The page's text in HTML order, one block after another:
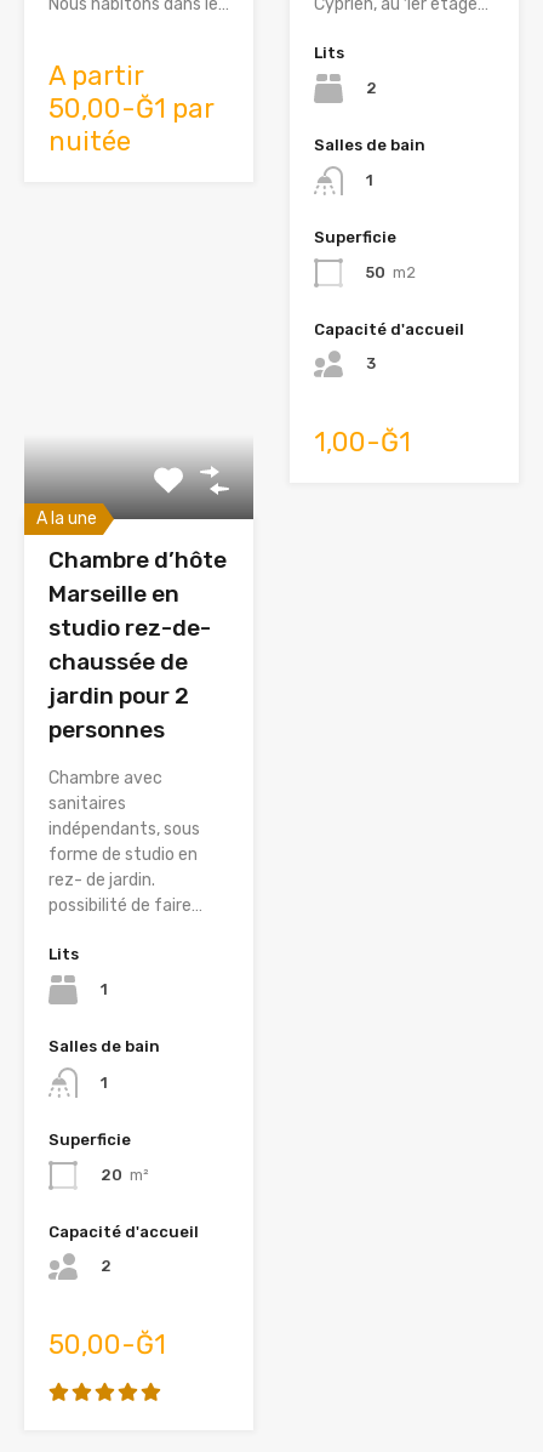
Nous habitons dans le…
A partir
50,00-Ğ1 par
nuitée
Cyprien, au 1er étage…
Lits
2
Salles de bain
1
Superficie
50 m2
Capacité d'accueil
3
1,00-Ğ1
A la une
Chambre d’hôte
Marseille en
studio rez-de-
chaussée de
jardin pour 2
personnes
Chambre avec
sanitaires
indépendants, sous
forme de studio en
rez- de jardin.
possibilité de faire…
Lits
1
Salles de bain
1
Superficie
20 m²
Capacité d'accueil
2
50,00-Ğ1